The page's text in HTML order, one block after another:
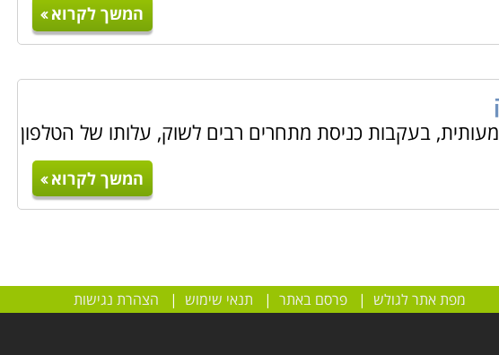
המשך לקרוא
בעקבות כניסת מתחרים רבים לשוק, עלותו של הטלפון
המשך לקרוא
מפת אתר לגולש |פרסם באתר | תנאי שימוש | הצהרת נגישות